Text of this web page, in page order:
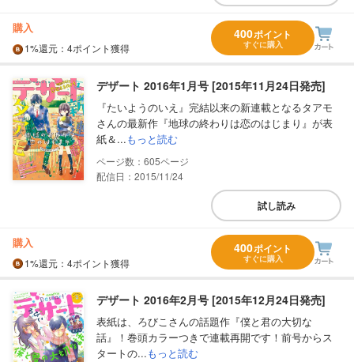
購入
1%還元 ：4ポイント獲得
400ポイント
すぐに購入
デザート 2016年1月号 [2015年11月24日発売]
『たいようのいえ』完結以来の新連載となるタアモ
さんの最新作『地球の終わりは恋のはじまり』が表
紙＆...もっと読む
605
配信日：2015/11/24
試し読み
購入
1%還元 ：4ポイント獲得
400ポイント
すぐに購入
デザート 2016年2月号 [2015年12月24日発売]
表紙は、ろびこさんの話題作『僕と君の大切な
話』！巻頭カラーつきで連載再開です！前号からス
タートの...もっと読む